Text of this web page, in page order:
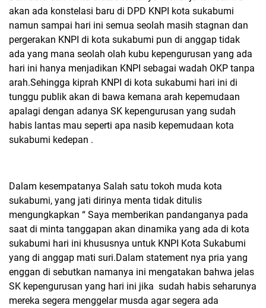
akan ada konstelasi baru di DPD KNPI kota sukabumi
namun sampai hari ini semua seolah masih stagnan dan
pergerakan KNPI di kota sukabumi pun di anggap tidak
ada yang mana seolah olah kubu kepengurusan yang ada
hari ini hanya menjadikan KNPI sebagai wadah OKP tanpa
arah.Sehingga kiprah KNPI di kota sukabumi hari ini di
tunggu publik akan di bawa kemana arah kepemudaan
apalagi dengan adanya SK kepengurusan yang sudah
habis lantas mau seperti apa nasib kepemudaan kota
sukabumi kedepan .
Dalam kesempatanya Salah satu tokoh muda kota
sukabumi, yang jati dirinya menta tidak ditulis
mengungkapkan “ Saya memberikan pandanganya pada
saat di minta tanggapan akan dinamika yang ada di kota
sukabumi hari ini khususnya untuk KNPI Kota Sukabumi
yang di anggap mati suri.Dalam statement nya pria yang
enggan di sebutkan namanya ini mengatakan bahwa jelas
SK kepengurusan yang hari ini jika sudah habis seharunya
mereka segera menggelar musda agar segera ada